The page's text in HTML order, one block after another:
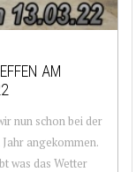
AM
nun schon bei der
angekommen.
was das Wetter